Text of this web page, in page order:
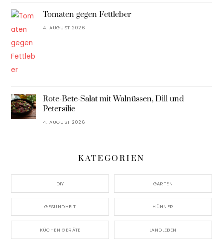
Tomaten gegen Fettleber
4. AUGUST 2026
Rote-Bete-Salat mit Walnüssen, Dill und
Petersilie
4. AUGUST 2026
KATEGORIEN
DIY GARTEN
GESUNDHEIT HÜHNER
KÜCHEN GERÄTE LANDLEBEN